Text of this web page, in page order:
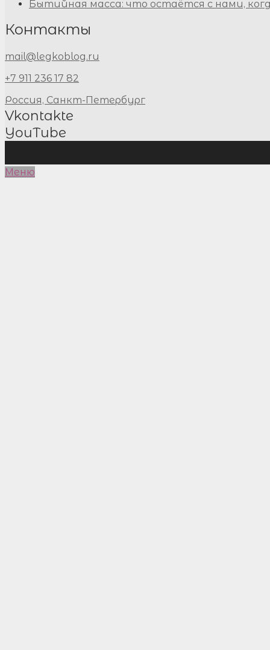
Бытийная масса: что остаётся с нами,
Контакты
mail@legkoblog.ru
+7 911 236 17 82
Россия, Санкт-Петербург
Vkontakte
YouTube
Меню